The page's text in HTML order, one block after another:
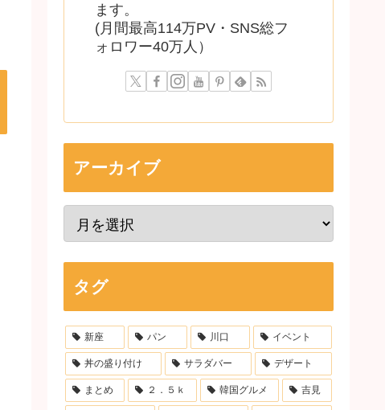
ます。
(月間最高114万PV・SNS総フ
ォロワー40万人）
アーカイブ
タグ
新座 パン 川口 イベント
丼の盛り付け サラダバー デザート
まとめ ２．５ｋ 韓国グルメ 吉見